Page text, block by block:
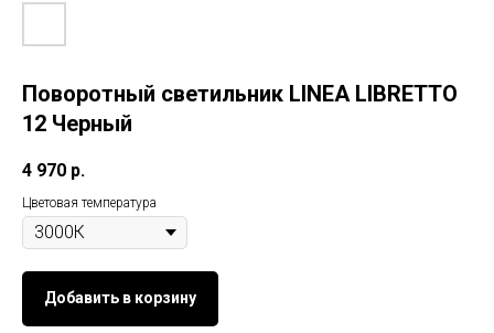
Поворотный светильник LINEA LIBRETTO
12 Черный
4 970 р.
Цветовая температура
Добавить в корзину